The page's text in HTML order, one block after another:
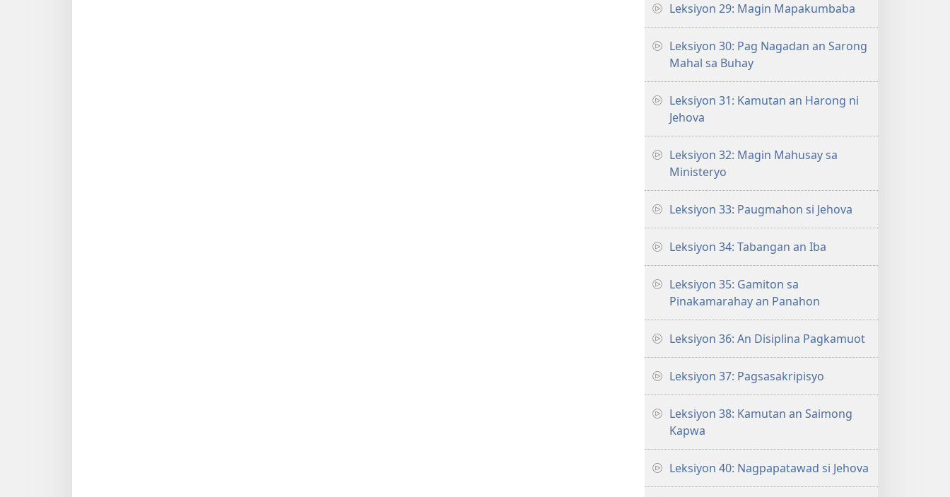
Leksiyon 29: Magin Mapakumbaba
Leksiyon 30: Pag Nagadan an Sarong
Mahal sa Buhay
Leksiyon 31: Kamutan an Harong ni
Jehova
Leksiyon 32: Magin Mahusay sa
Ministeryo
Leksiyon 33: Paugmahon si Jehova
Leksiyon 34: Tabangan an Iba
Leksiyon 35: Gamiton sa
Pinakamarahay an Panahon
Leksiyon 36: An Disiplina Pagkamuot
Leksiyon 37: Pagsasakripisyo
Leksiyon 38: Kamutan an Saimong
Kapwa
Leksiyon 40: Nagpapatawad si Jehova